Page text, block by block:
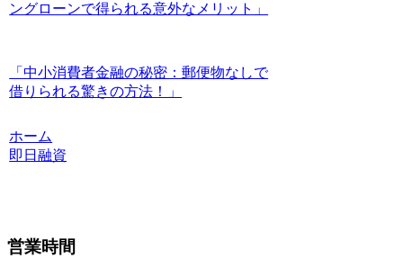
ングローンで得られる意外なメリット」
「中小消費者金融の秘密：郵便物なしで
借りられる驚きの方法！」
ホーム
即日融資
営業時間